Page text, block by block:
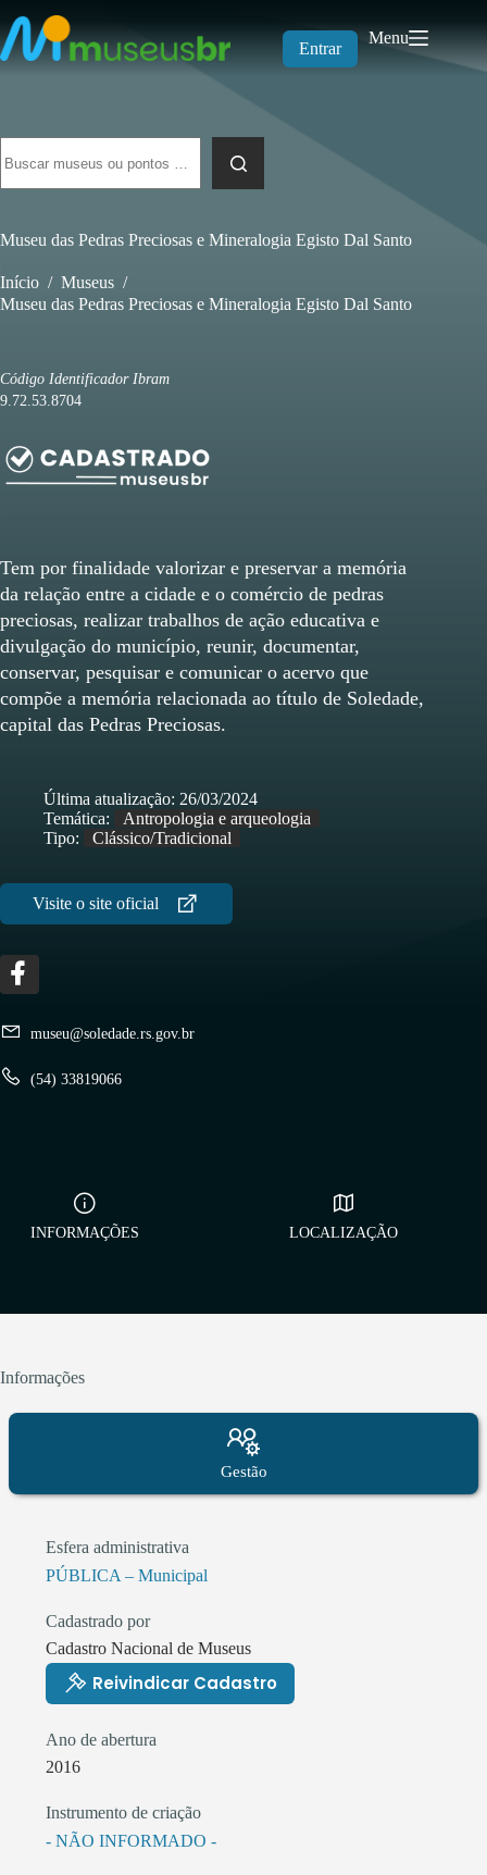
para
o
conteúdo
Entrar
Menu
resultados
Museu das Pedras Preciosas e Mineralogia Egisto Dal Santo
Início / Museus /
Museu das Pedras Preciosas e Mineralogia Egisto Dal Santo
Código Identificador Ibram
9.72.53.8704
museu@soledade.rs.gov.br
(54) 33819066
Tem por finalidade valorizar e preservar a memória
da relação entre a cidade e o comércio de pedras
preciosas, realizar trabalhos de ação educativa e
divulgação do município, reunir, documentar,
conservar, pesquisar e comunicar o acervo que
compõe a memória relacionada ao título de Soledade,
capital das Pedras Preciosas.
Última atualização: 26/03/2024
Temática:
Antropologia e arqueologia
Tipo:
Clássico/Tradicional
INFORMAÇÕES LOCALIZAÇÃO
Informações
Gestão
Esfera administrativa
PÚBLICA – Municipal
Cadastrado por
Cadastro Nacional de Museus
Reivindicar Cadastro
Ano de abertura
2016
Instrumento de criação
- NÃO INFORMADO -